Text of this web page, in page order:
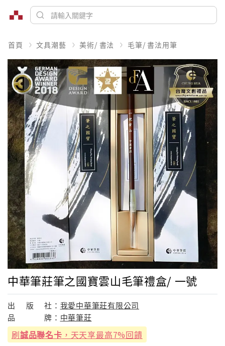
首頁 文具潮藝 美術/ 書法 毛筆/ 書法用筆
中華筆莊筆之國寶雲山毛筆禮盒/ 一號
出 版 社： 我愛中華筆莊有限公司
品
牌： 中華筆莊
刷誠品聯名卡 ，天天享最高7%回饋